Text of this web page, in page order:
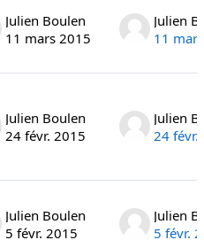
Julien Boulen
11 mars 2015
Julien
11
Julien Boulen
24 févr. 2015
Julien
24 févr.
Julien Boulen
5 févr. 2015
Julien
5 févr.